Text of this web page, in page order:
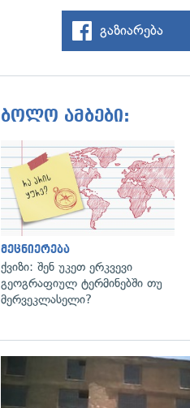
გაზიარება
ბოლო ამბები:
მეცნიერება
ქვიზი: შენ უკეთ ერკვევი
გეოგრაფიულ ტერმინებში თუ
მერვეკლასელი?